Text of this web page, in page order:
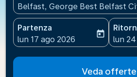
Belfast, George Best Belfast
Partenza
fc-booking-departure-date-
lun 17 ago 2026
today
fc-
lun
Veda offerte